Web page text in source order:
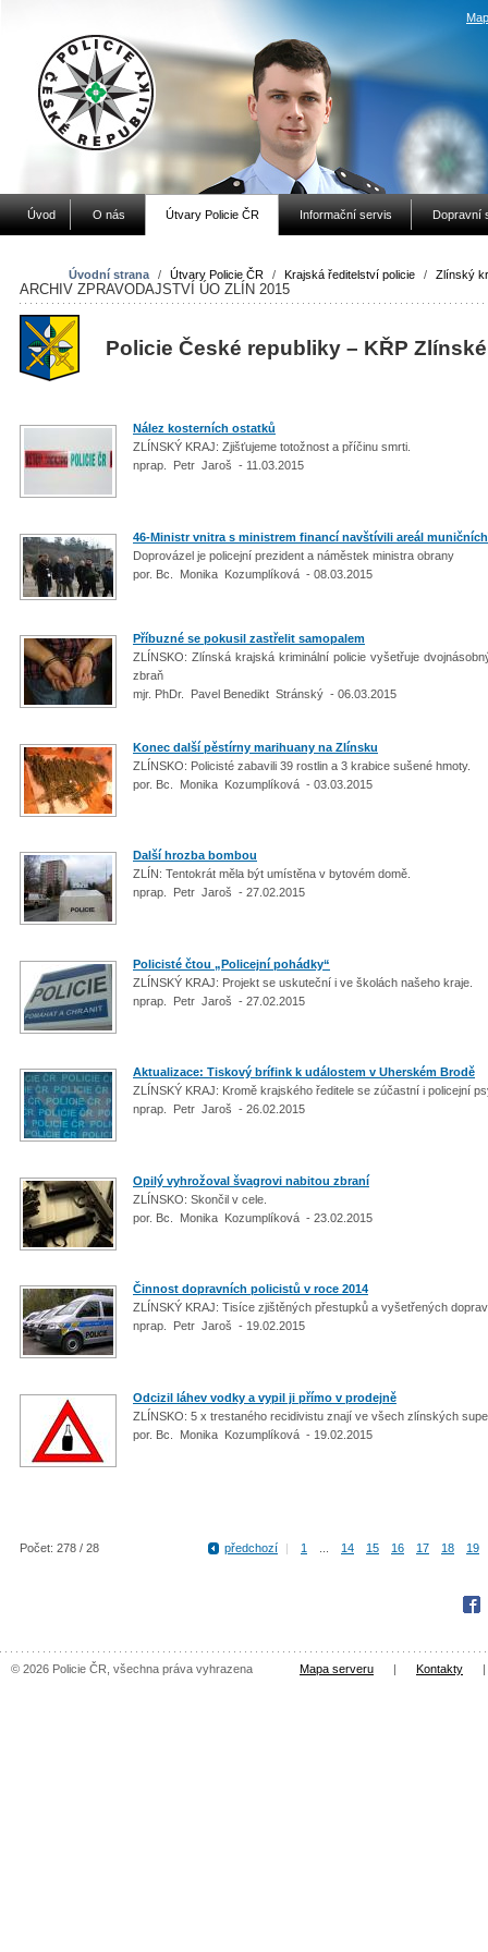
Úvod O nás Útvary Policie ČR Informační servis Dopravní
Úvodní strana / Útvary Policie ČR / Krajská ředitelství policie / Zlínský
ARCHIV ZPRAVODAJSTVÍ ÚO ZLÍN 2015
Policie České republiky – KŘP
Nález kosterních ostatků
ZLÍNSKÝ KRAJ: Zjišťujeme totožnost a příčinu smrti.
nprap. Petr Jaroš - 11.03.2015
46-Ministr vnitra s ministrem financí navštívili areál
Doprovázel je policejní prezident a náměstek ministra obrany
por. Bc. Monika Kozumplíková - 08.03.2015
Příbuzné se pokusil zastřelit samopalem
ZLÍNSKO: Zlínská krajská kriminální policie vyšetřuje
zbraň
mjr. PhDr. Pavel Benedikt Stránský - 06.03.2015
Konec další pěstírny marihuany na Zlínsku
ZLÍNSKO: Policisté zabavili 39 rostlin a 3 krabice sušené hmoty.
por. Bc. Monika Kozumplíková - 03.03.2015
Další hrozba bombou
ZLÍN: Tentokrát měla být umístěna v bytovém domě.
nprap. Petr Jaroš - 27.02.2015
Policisté čtou „Policejní pohádky“
ZLÍNSKÝ KRAJ: Projekt se uskuteční i ve školách našeho kraje.
nprap. Petr Jaroš - 27.02.2015
Aktualizace: Tiskový brífink k událostem v Uherském Brodě
ZLÍNSKÝ KRAJ: Kromě krajského ředitele se zúčastní i policejní
nprap. Petr Jaroš - 26.02.2015
Opilý vyhrožoval švagrovi nabitou zbraní
ZLÍNSKO: Skončil v cele.
por. Bc. Monika Kozumplíková - 23.02.2015
Činnost dopravních policistů v roce 2014
ZLÍNSKÝ KRAJ: Tisíce zjištěných přestupků a vyšetřených
nprap. Petr Jaroš - 19.02.2015
Odcizil láhev vodky a vypil ji přímo v prodejně
ZLÍNSKO: 5 x trestaného recidivistu znají ve všech zlínských
por. Bc. Monika Kozumplíková - 19.02.2015
Počet: 278 / 28 předchozí | 1 14 15 16 17 18 19
© 2026 Policie ČR, všechna práva vyhrazena Mapa serveru | Kontakty |